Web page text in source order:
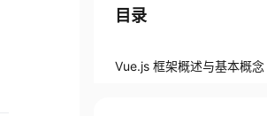
目录
Vue.js 框架概述与基本概念